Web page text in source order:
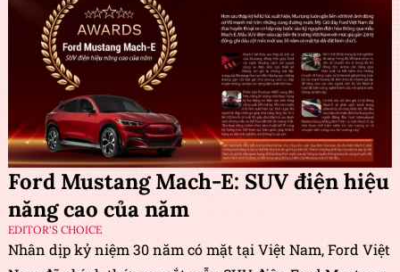
Ford Mustang Mach-E: SUV điện hiệu
năng cao của năm
EDITOR'S CHOICE
Nhân dịp kỷ niệm 30 năm có mặt tại Việt Nam, Ford Việt